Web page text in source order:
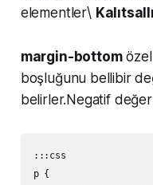
elementler\
margin-bottom
boşluğunu bellibir
belirler.Negatif değer
:::css
p {